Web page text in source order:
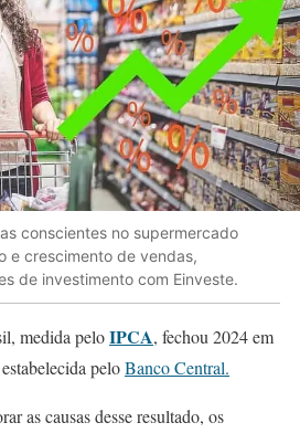
conscientes no supermercado
e crescimento de vendas,
de investimento com Einveste.
medida peloIPCA, fechou 2024 em
peloBanco Central.
as causas desse resultado, os